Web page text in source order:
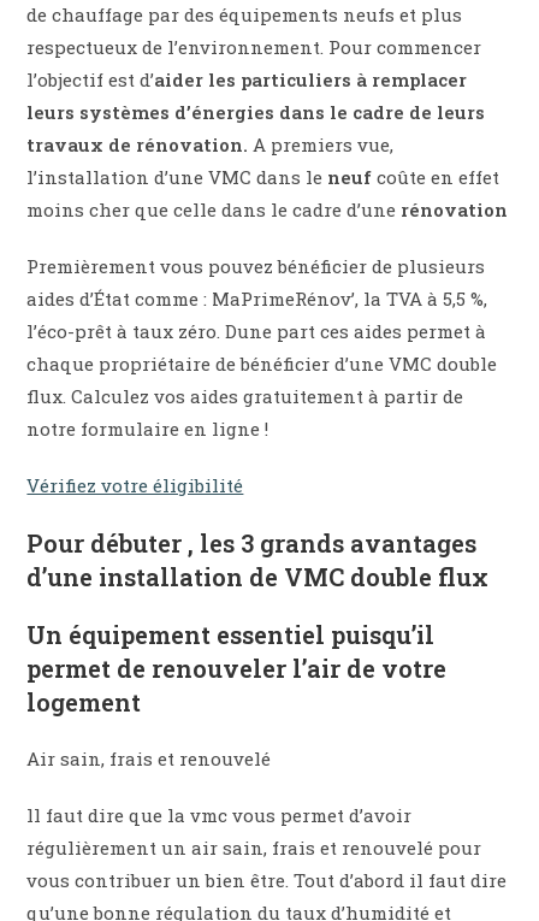
de chauffage par des équipements neufs et plus
respectueux de l’environnement. Pour commencer
l’objectif est d’aider les particuliers à remplacer
leurs systèmes d’énergies dans le cadre de leurs
travaux de rénovation. A premiers vue,
l’installation d’une VMC dans le neuf coûte en effet
moins cher que celle dans le cadre d’une rénovation
Premièrement vous pouvez bénéficier de plusieurs
aides d’État comme : MaPrimeRénov’, la TVA à 5,5 %,
l’éco-prêt à taux zéro. Dune part ces aides permet à
chaque propriétaire de bénéficier d’une VMC double
flux. Calculez vos aides gratuitement à partir de
notre formulaire en ligne !
Vérifiez votre éligibilité
Pour débuter , les 3 grands avantages
d’une installation de VMC double flux
Un équipement essentiel puisqu’il
permet de renouveler l’air de votre
logement
Air sain, frais et renouvelé
ll faut dire que la vmc vous permet d’avoir
régulièrement un air sain, frais et renouvelé pour
vous contribuer un bien être. Tout d’abord il faut dire
qu’une bonne régulation du taux d’humidité et